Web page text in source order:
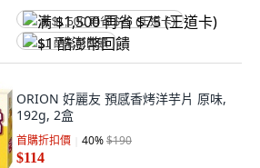
满 $1,500 再省 $75 (王道卡)
$1 酷澎幣回饋
ORION 好麗友 預感香烤洋芋片 原味,
192g, 2盒
首購折扣價 40%$190
$114